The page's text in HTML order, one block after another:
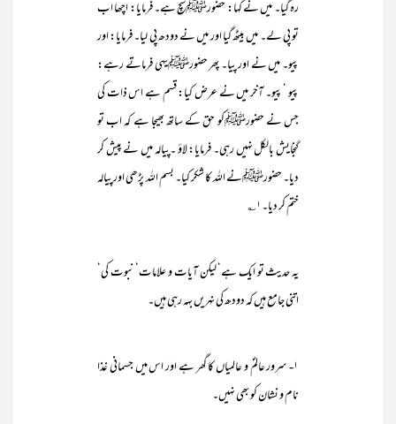
رہ گیا۔ میں نے کہا: حضورﷺسچ ہے۔ فرمایا: اچھا اب
تو پی لے۔ میں بیٹھ گیا اور میں نے دودھ پی لیا۔ فرمایا: اور
پیو۔ میں نے اور پیا۔ پھر حضورﷺیہی فرماتے رہے:
پیو ‘ پیو۔ آخر میں نے عرض کیا: قسم ہے اس ذات کی
جس نے حضورﷺکو حق کے ساتھ بھیجا ہے کہ اب تو
گنجایش بالکل نہیں رہی۔ فرمایا: لاؤ ۔پیالہ میں نے پیش کر
دیا۔ حضورﷺنے اللہ کا شکر کیا۔ بسم اللہ پڑھی اور پیالہ
ختم کر دیا۔۱؎
یہ حدیث تو ایک ہے‘ لیکن آیات و علامات‘ نبوت کی‘
اتنی جامع ہیں کہ دودھ کی نہریں بہہ رہی ہیں۔
۱- سرور عالمؐ و عالمیاں کا گھر ہے اور اس میں جسمانی غذا
نام و نشان کو بھی نہیں۔